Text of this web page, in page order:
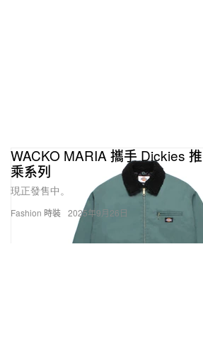
Fashion 時裝
WACKO MARIA 攜手 Dickies
乘系列
現正發售中。
2025年9月26日